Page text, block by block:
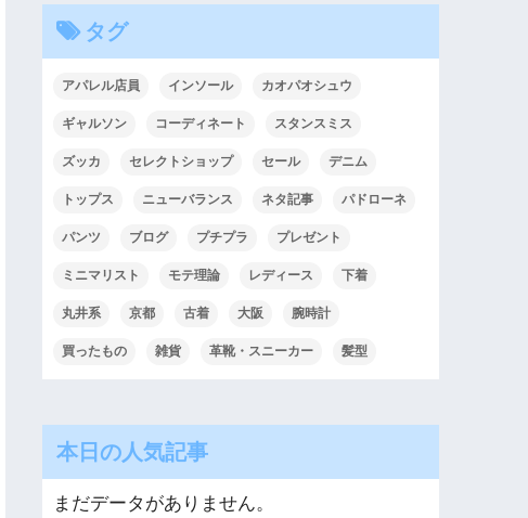
タグ
アパレル店員 インソール カオパオシュウ
ギャルソン コーディネート スタンスミス
ズッカ セレクトショップ セール デニム
トップス ニューバランス ネタ記事 パドローネ
パンツ ブログ プチプラ プレゼント
ミニマリスト モテ理論 レディース 下着
丸井系 京都 古着 大阪 腕時計
買ったもの 雑貨 革靴・スニーカー 髪型
本日の人気記事
まだデータがありません。